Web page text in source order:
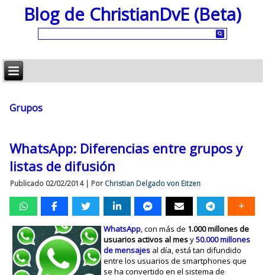
Blog de ChristianDvE (Beta)
Grupos
WhatsApp: Diferencias entre grupos y
listas de difusión
Publicado 02/02/2014| Por Christian Delgado von Eitzen
WhatsApp, con más de 1.000 millones de
usuarios activos al mesy50.000 millones
de mensajesal día, está tan difundido
entre los usuarios de smartphones que
se ha convertido en el sistema de